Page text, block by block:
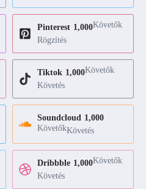
Pinterest 1,000Követők
Rögzítés
Tiktok 1,000Követők
Követés
Soundcloud 1,000
KövetőkKövetés
Dribbble 1,000Követők
Követés